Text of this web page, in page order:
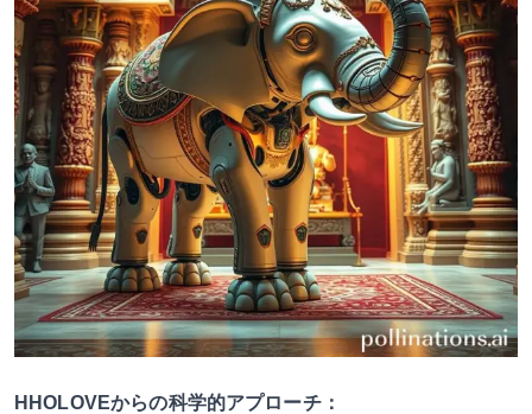
HHOLOVEからの科学的アプローチ：